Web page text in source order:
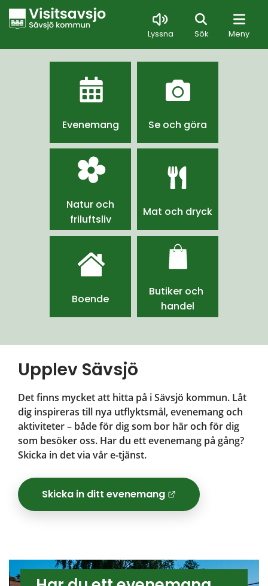
Lyssna Sök Meny
Sök
Evenemang Se och göra
Natur och
friluftsliv
Mat och dryck
Boende
Butiker och
handel
Upplev Sävsjö
Det finns mycket att hitta på i Sävsjö kommun. Låt
dig inspireras till nya utflyktsmål, evenemang och
aktiviteter – både för dig som bor här och för dig
som besöker oss. Har du ett evenemang på gång?
Skicka in det via vår e-tjänst.
Skicka in ditt evenemang